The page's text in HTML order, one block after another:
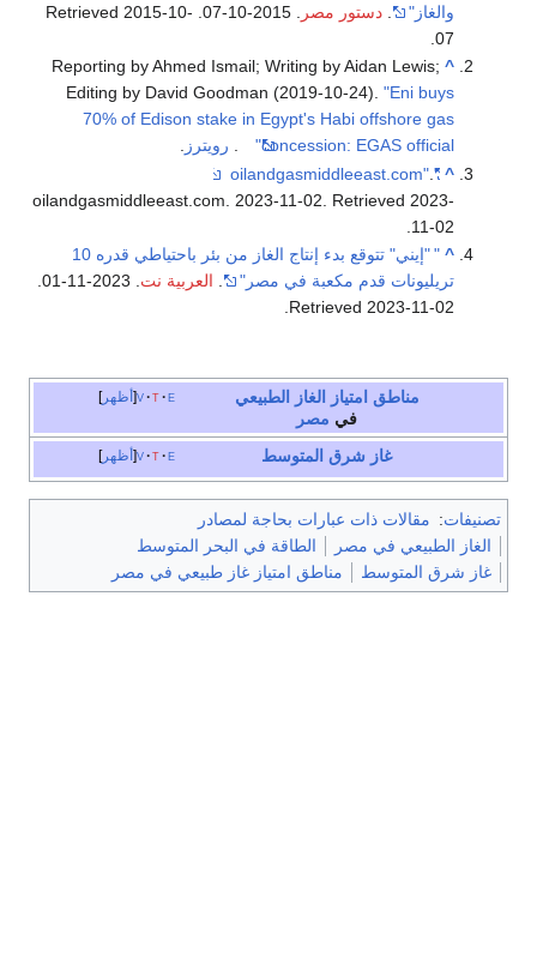
والغاز"
دستور مصر . Retrieved
2015-10-
07
.
^
Reporting by Ahmed Ismail; Writing by Aidan Lewis;
Editing by David Goodman (2019-10-24)."Eni buys
70% of Edison stake in Egypt's Habi offshore gas
concession: EGAS official"
رويترز
^
"oilandgasmiddleeast.com"
.
oilandgasmiddleeast.com. 2023-11-02 . Retrieved 2023-
11-02
^
"
"إيني" تتوقع بدء إنتاج الغاز من بئر باحتياطي قدره 10
تريليونات قدم مكعبة في مصر"
العربية نت
.
Retrieved 2023-11-02
أظهر v t e مناطق امتياز
الغاز الطبيعي
في مصر
أظهر v t e غاز شرق المتوسط
تصنيفات: مقالات ذات عبارات بحاجة لمصادر
الغاز الطبيعي في مصر
الطاقة في البحر المتوسط
غاز شرق المتوسط
مناطق امتياز غاز طبيعي في مصر